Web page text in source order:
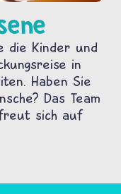
die Kinder und
in
Haben Sie
Das Team
sich auf